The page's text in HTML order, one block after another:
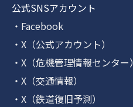
公式SNSアカウント
・Facebook
・X（公式アカウント）
・X（危機管理情報センター）
・X（交通情報）
・X（鉄道復旧予測）